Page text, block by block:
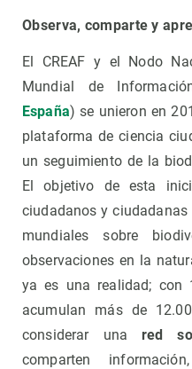
Observa, comparte y
El CREAF y el Nodo
Mundial de
España) se unieron en
plataforma de ciencia
un seguimiento de la
El objetivo de esta
ciudadanos y
mundiales sobre
observaciones en la
ya es una realidad; con
acumulan más de
considerar una red
comparten